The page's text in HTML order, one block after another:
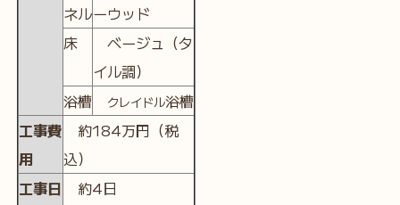
ネルーウッド
床
ベージュ（タ
イル調）
浴槽
クレイドル浴槽
工事費
用
約184万円（税
込）
工事日
約4日